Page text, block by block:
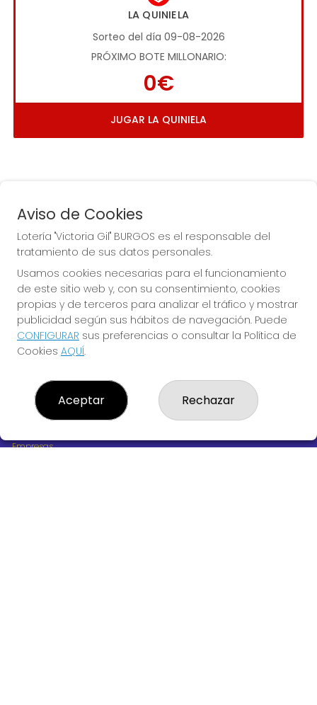
LA QUINIELA
Sorteo del día 09-08-2026
PRÓXIMO BOTE MILLONARIO:
0€
JUGAR LA QUINIELA
La de la Antigua de
Gamonal
¿Quiénes somos?
Comprar lotería
Resultados
Empresas
Aviso de Cookies
Lotería "Victoria Gil" BURGOS es el responsable del
tratamiento de sus datos personales.
Usamos cookies necesarias para el funcionamiento
de este sitio web y, con su consentimiento, cookies
propias y de terceros para analizar el tráfico y mostrar
publicidad según sus hábitos de navegación. Puede
CONFIGURAR sus preferencias o consultar la Política de
Cookies AQUÍ.
Aceptar Rechazar